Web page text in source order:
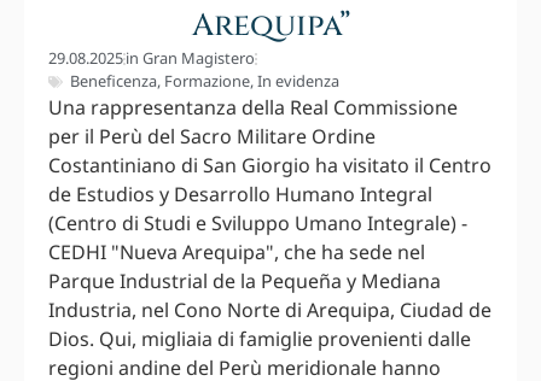
Arequipa”
29.08.2025in Gran Magistero
Beneficenza, Formazione,In evidenza
Una rappresentanza della Real Commissione
per il Perù del Sacro Militare Ordine
Costantiniano di San Giorgio ha visitato il Centro
de Estudios y Desarrollo Humano Integral
(Centro di Studi e Sviluppo Umano Integrale) -
CEDHI "Nueva Arequipa", che ha sede nel
Parque Industrial de la Pequeña y Mediana
Industria, nel Cono Norte di Arequipa, Ciudad de
Dios. Qui, migliaia di famiglie provenienti dalle
regioni andine del Perù meridionale hanno